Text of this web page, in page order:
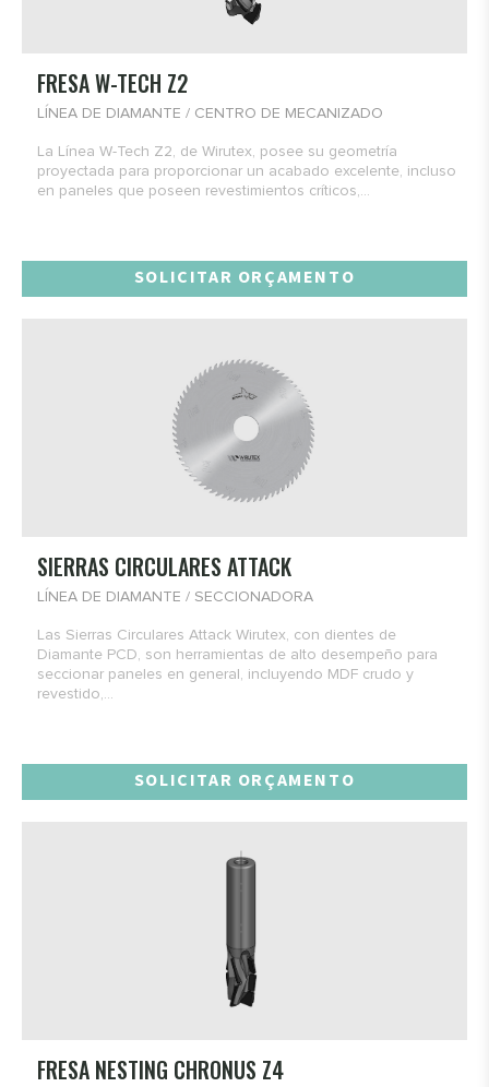
FRESA W-TECH Z2
LÍNEA DE DIAMANTE / CENTRO DE MECANIZADO
La Línea W-Tech Z2, de Wirutex, posee su geometría
proyectada para proporcionar un acabado excelente, incluso
en paneles que poseen revestimientos críticos,...
SOLICITAR ORÇAMENTO
SIERRAS CIRCULARES ATTACK
LÍNEA DE DIAMANTE / SECCIONADORA
Las Sierras Circulares Attack Wirutex, con dientes de
Diamante PCD, son herramientas de alto desempeño para
seccionar paneles en general, incluyendo MDF crudo y
revestido,...
SOLICITAR ORÇAMENTO
FRESA NESTING CHRONUS Z4